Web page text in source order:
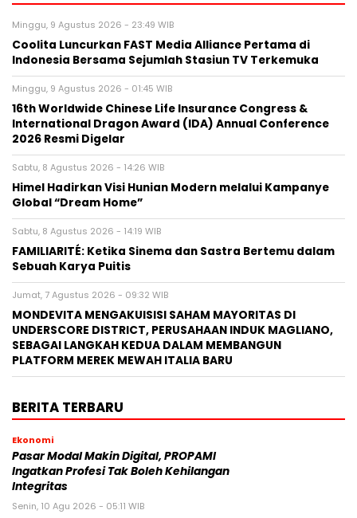
Minggu, 9 Agustus 2026 - 23:49 WIB
Coolita Luncurkan FAST Media Alliance Pertama di
Indonesia Bersama Sejumlah Stasiun TV Terkemuka
Minggu, 9 Agustus 2026 - 01:45 WIB
16th Worldwide Chinese Life Insurance Congress &
International Dragon Award (IDA) Annual Conference
2026 Resmi Digelar
Sabtu, 8 Agustus 2026 - 14:26 WIB
Himel Hadirkan Visi Hunian Modern melalui Kampanye
Global “Dream Home”
Sabtu, 8 Agustus 2026 - 14:19 WIB
FAMILIARITÉ: Ketika Sinema dan Sastra Bertemu dalam
Sebuah Karya Puitis
Jumat, 7 Agustus 2026 - 09:32 WIB
MONDEVITA MENGAKUISISI SAHAM MAYORITAS DI
UNDERSCORE DISTRICT, PERUSAHAAN INDUK MAGLIANO,
SEBAGAI LANGKAH KEDUA DALAM MEMBANGUN
PLATFORM MEREK MEWAH ITALIA BARU
BERITA TERBARU
Ekonomi
Pasar Modal Makin Digital, PROPAMI
Ingatkan Profesi Tak Boleh Kehilangan
Integritas
Senin, 10 Agu 2026 - 05:11 WIB